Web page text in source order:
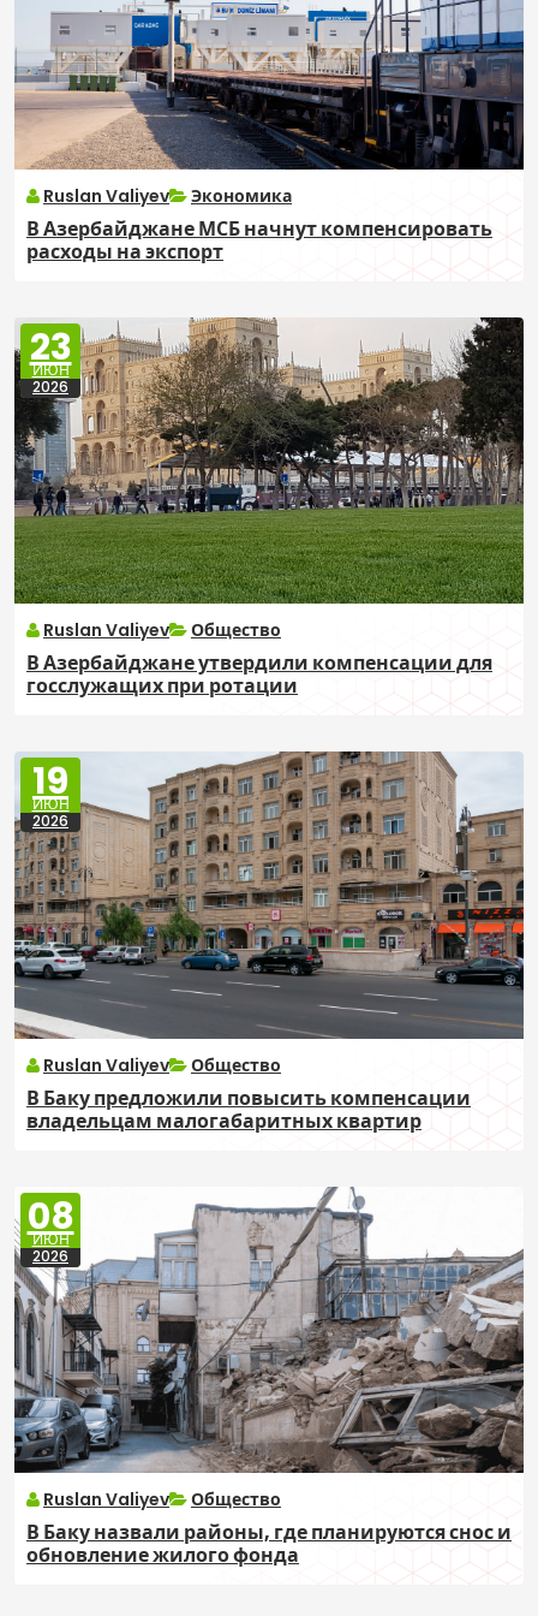
Ruslan Valiyev Экономика
В Азербайджане МСБ начнут компенсировать
расходы на экспорт
23
ИЮН
2026
Ruslan Valiyev Общество
В Азербайджане утвердили компенсации для
госслужащих при ротации
19
ИЮН
2026
Ruslan Valiyev Общество
В Баку предложили повысить компенсации
владельцам малогабаритных квартир
08
ИЮН
2026
Ruslan Valiyev Общество
В Баку назвали районы, где планируются снос и
обновление жилого фонда